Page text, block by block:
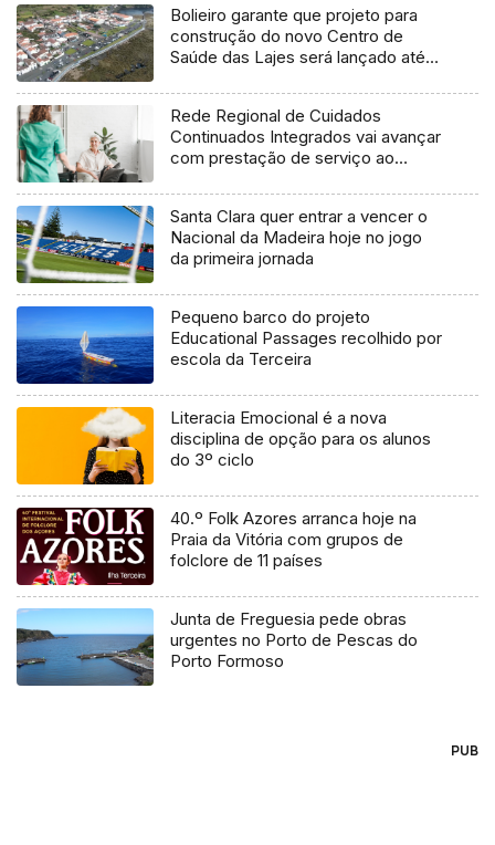
Bolieiro garante que projeto para
construção do novo Centro de
Saúde das Lajes será lançado até
Rede Regional de Cuidados
Continuados Integrados vai avançar
com prestação de serviço ao
Santa Clara quer entrar a vencer o
Nacional da Madeira hoje no jogo
da primeira jornada
Pequeno barco do projeto
Educational Passages recolhido por
escola da Terceira
Literacia Emocional é a nova
disciplina de opção para os alunos
do 3º ciclo
40.º Folk Azores arranca hoje na
Praia da Vitória com grupos de
folclore de 11 países
Junta de Freguesia pede obras
urgentes no Porto de Pescas do
Porto Formoso
PUB